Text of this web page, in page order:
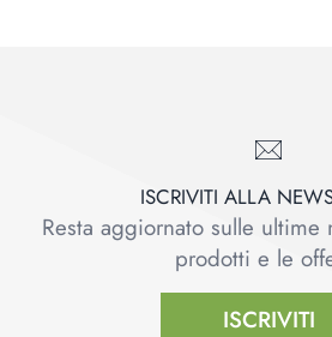
ISCRIVITI ALLA
Resta aggiornato sulle
prodotti e le
ISCRIVITI